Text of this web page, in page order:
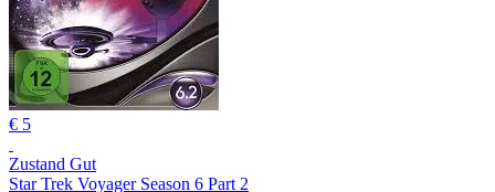
€ 5
Zustand Gut
Star Trek Voyager Season 6 Part 2